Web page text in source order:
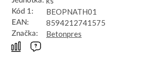
Kód 1: BEOPNATH01
EAN: 8594212741575
Značka: Betonpres